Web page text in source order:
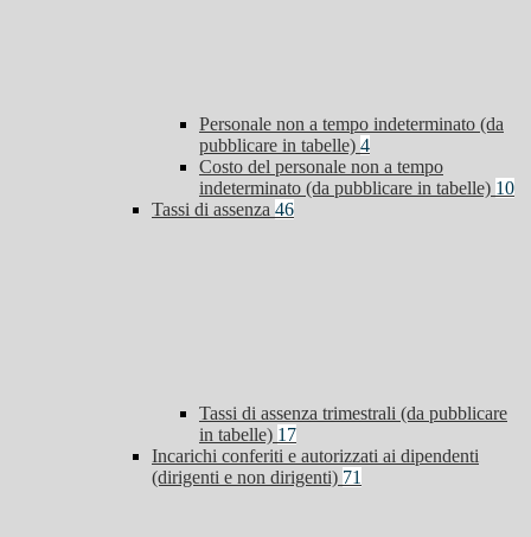
Personale non a tempo indeterminato (da
pubblicare in tabelle) 4
Costo del personale non a tempo
indeterminato (da pubblicare in tabelle) 10
Tassi di assenza 46
Tassi di assenza trimestrali (da pubblicare
in tabelle) 17
Incarichi conferiti e autorizzati ai dipendenti
(dirigenti e non dirigenti) 71